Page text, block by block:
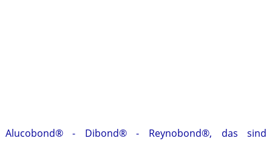
Alucobond® - Dibond® - Reynobond®, das sind